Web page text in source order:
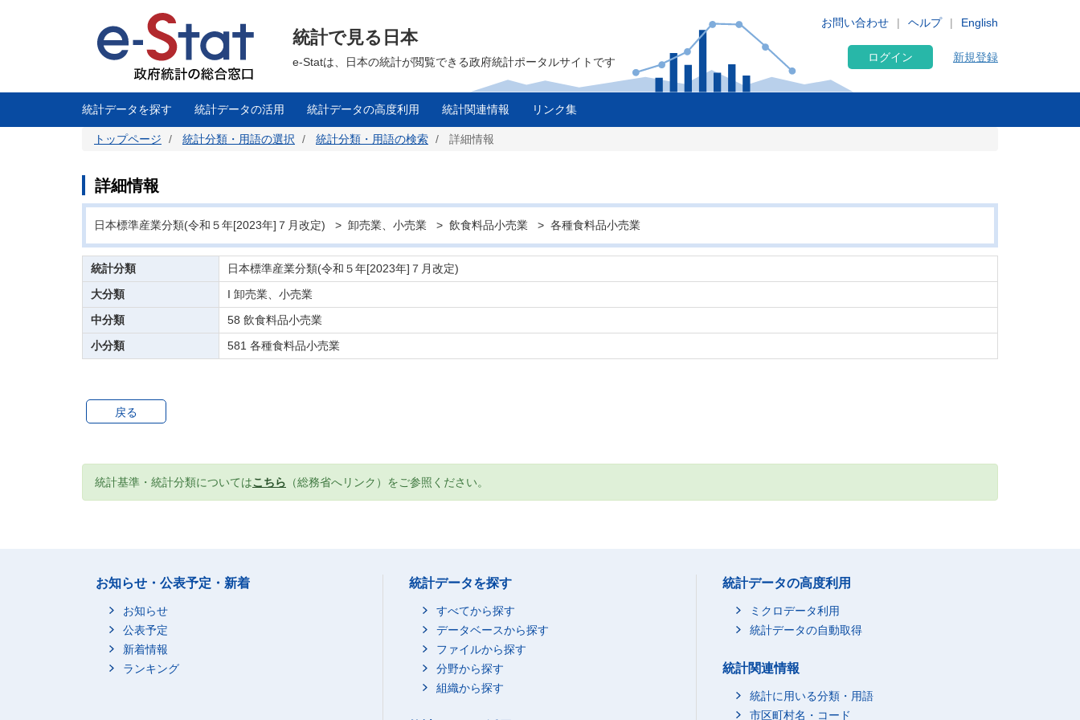
に
English
お問い合わせ ヘルプ
統計で見る日本
e-Statは、日本の統計が閲覧できる政府統計ポータルサイトです ログイン 新規登録
統計データを探す 統計データの活用 統計データの高度利用 統計関連情報 リンク集
トップページ 統計分類・用語の選択 統計分類・用語の検索 詳細情報
詳細情報
日本標準産業分類(令和５年[2023年]７月改定) > 卸売業、小売業 > 飲食料品小売業 > 各種食料品小売業
統計分類
日本標準産業分類(令和５年[2023年]７月改定)
大分類
I 卸売業、小売業
中分類
58 飲食料品小売業
小分類
581 各種食料品小売業
戻る
統計基準・統計分類についてはこちら （総務省へリンク）をご参照ください。
お知らせ・公表予定・新着
お知らせ
公表予定
新着情報
ランキング
統計データを探す
すべてから探す
データベースから探す
ファイルから探す
分野から探す
組織から探す
統計データの高度利用
ミクロデータ利用
統計データの自動取得
統計関連情報
統計に用いる分類・用語
市区町村名・コード